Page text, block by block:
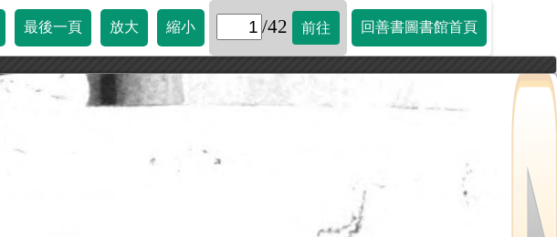
最後一頁 放大 縮小 /42 前往 回善書圖書館首頁